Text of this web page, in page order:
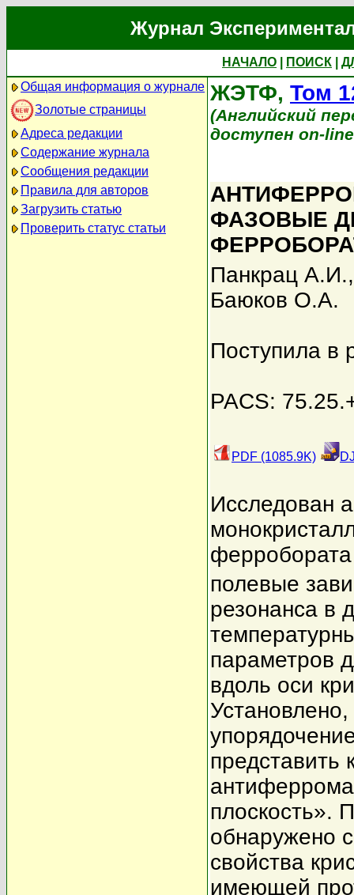
Журнал
НАЧАЛО ПОИСК
Общая информация о журнале
Золотые страницы
Адреса редакции
Содержание журнала
Сообщения редакции
Правила для авторов
Загрузить статью
Проверить статус статьи
ЖЭТФ, Том
(Английский
доступен on-
ФАЗОВЫЕ
Панкрац А.И.
Баюков О.А.
Поступила в
PACS:
PDF (1085.9K)
Исследован
полевые
резонанса в
параметров
вдоль оси
представить
плоскость».
обнаружено
свойства
имеющей